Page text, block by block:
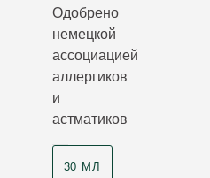
Одобрено
немецкой
ассоциацией
аллергиков
и
астматиков
30 МЛ